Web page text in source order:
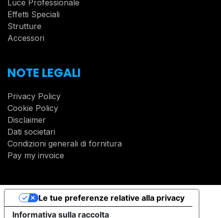
Luce Professionale
Effetti Speciali
Strutture
Accessori
NOTE LEGALI
Privacy Policy
Cookie Policy
Disclaimer
Dati societari
Condizioni generali di fornitura
Pay my invoice
Informativa sulla raccolta
Le tue preferenze relative alla privacy